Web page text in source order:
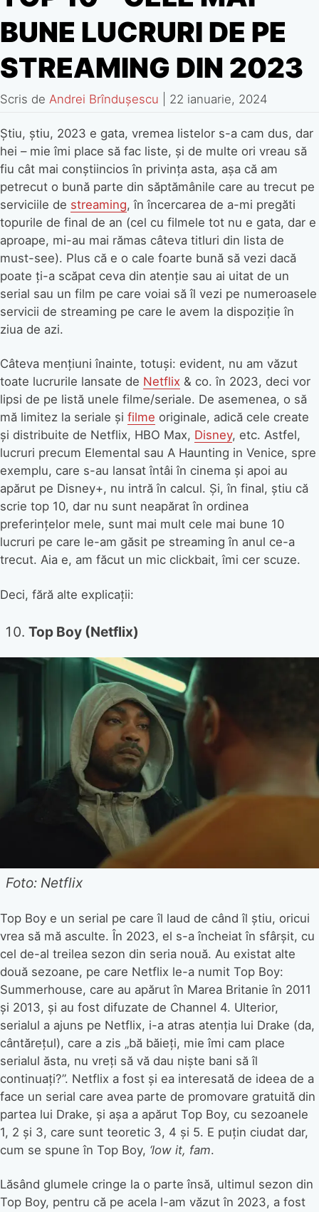
BUNE LUCRURI DE PE
STREAMING DIN 2023
Scris de Andrei Brîndușescu 22 ianuarie, 2024
Știu, știu, 2023 e gata, vremea listelor s-a cam dus, dar
hei – mie îmi place să fac liste, și de multe ori vreau să
fiu cât mai conștiincios în privința asta, așa că am
petrecut o bună parte din săptămânile care au trecut pe
serviciile de streaming, în încercarea de a-mi pregăti
topurile de final de an (cel cu filmele tot nu e gata, dar e
aproape, mi-au mai rămas câteva titluri din lista de
must-see). Plus că e o cale foarte bună să vezi dacă
poate ți-a scăpat ceva din atenție sau ai uitat de un
serial sau un film pe care voiai să îl vezi pe numeroasele
servicii de streaming pe care le avem la dispoziție în
ziua de azi.
Câteva mențiuni înainte, totuși: evident, nu am văzut
toate lucrurile lansate de Netflix & co. în 2023, deci vor
lipsi de pe listă unele filme/seriale. De asemenea, o să
mă limitez la seriale și filme originale, adică cele create
și distribuite de Netflix, HBO Max, Disney, etc. Astfel,
lucruri precum Elemental sau A Haunting in Venice, spre
exemplu, care s-au lansat întâi în cinema și apoi au
apărut pe Disney+, nu intră în calcul. Și, în final, știu că
scrie top 10, dar nu sunt neapărat în ordinea
preferințelor mele, sunt mai mult cele mai bune 10
lucruri pe care le-am găsit pe streaming în anul ce-a
trecut. Aia e, am făcut un mic clickbait, îmi cer scuze.
Deci, fără alte explicații:
Top Boy (Netflix)
Foto: Netflix
Top Boy e un serial pe care îl laud de când îl știu, oricui
vrea să mă asculte. În 2023, el s-a încheiat în sfârșit, cu
cel de-al treilea sezon din seria nouă. Au existat alte
două sezoane, pe care Netflix le-a numit Top Boy:
Summerhouse, care au apărut în Marea Britanie în 2011
și 2013, și au fost difuzate de Channel 4. Ulterior,
serialul a ajuns pe Netflix, i-a atras atenția lui Drake (da,
cântărețul), care a zis „bă băieți, mie îmi cam place
serialul ăsta, nu vreți să vă dau niște bani să îl
continuați?”. Netflix a fost și ea interesată de ideea de a
face un serial care avea parte de promovare gratuită din
partea lui Drake, și așa a apărut Top Boy, cu sezoanele
1, 2 și 3, care sunt teoretic 3, 4 și 5. E puțin ciudat dar,
cum se spune în Top Boy, ‘low it, fam.
Lăsând glumele cringe la o parte însă, ultimul sezon din
Top Boy, pentru că pe acela l-am văzut în 2023, a fost